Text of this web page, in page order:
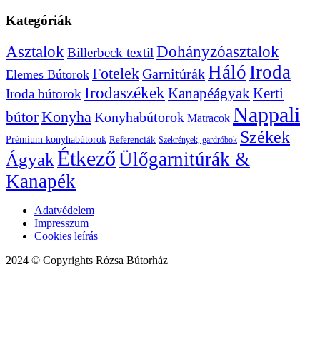
Kategóriák
Asztalok Billerbeck textil Dohányzóasztalok
Elemes Bútorok FotelekGarnitúrákHáló Iroda
Iroda bútorok Irodaszékek Kanapéágyak Kerti
bútorKonyha Konyhabútorok Matracok Nappali
Prémium konyhabútorok Referenciák Szekrények, gardróbok Székek
ÁgyakÉtkezőÜlőgarnitúrák &
Kanapék
Adatvédelem
Impresszum
Cookies leírás
2024 © Copyrights Rózsa Bútorház